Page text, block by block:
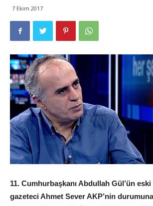
7 Ekim 2017
11. Cumhurbaşkanı Abdullah Gül’ün eski
gazeteci Ahmet Sever AKP’nin